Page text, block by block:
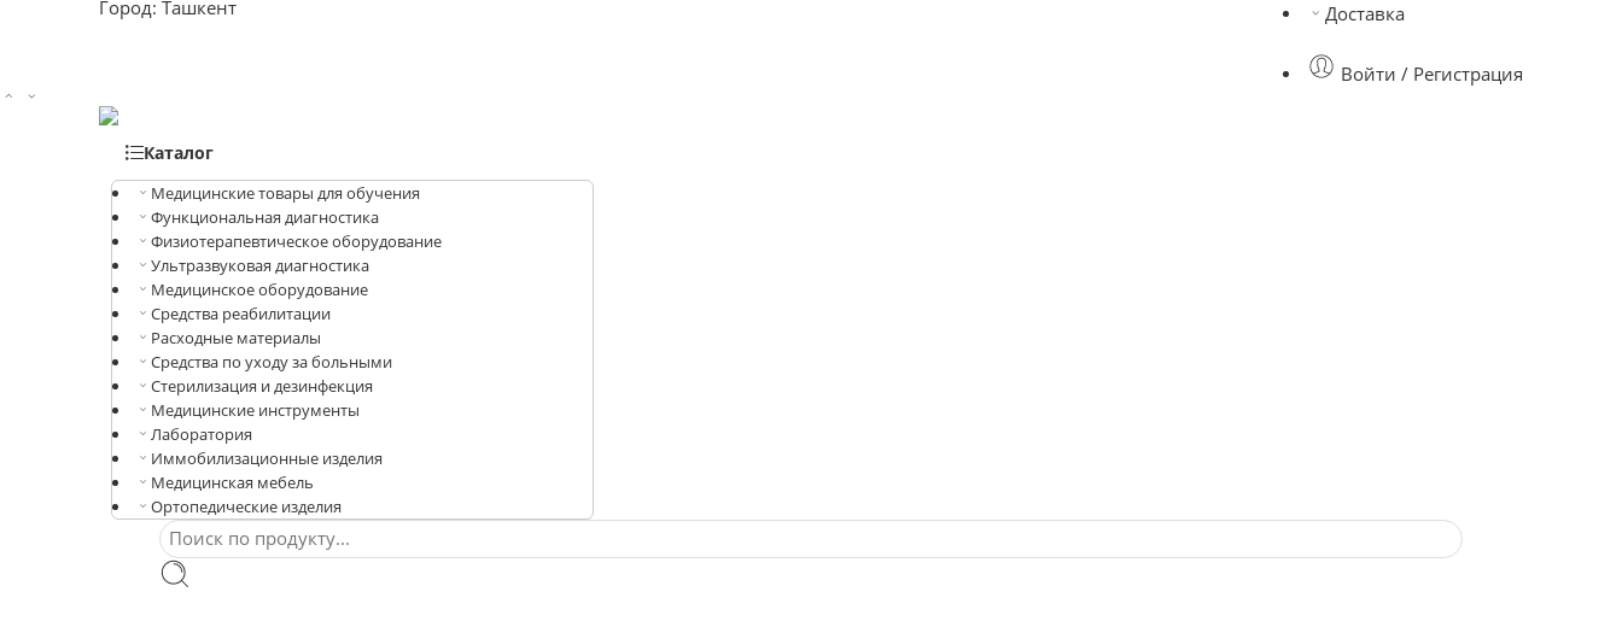
Город: Ташкент Доставка
Войти / Регистрация
Каталог
Медицинские товары для обучения
Функциональная диагностика
Физиотерапевтическое оборудование
Ультразвуковая диагностика
Медицинское оборудование
Средства реабилитации
Расходные материалы
Средства по уходу за больными
Стерилизация и дезинфекция
Медицинские инструменты
Лаборатория
Иммобилизационные изделия
Медицинская мебель
Ортопедические изделия